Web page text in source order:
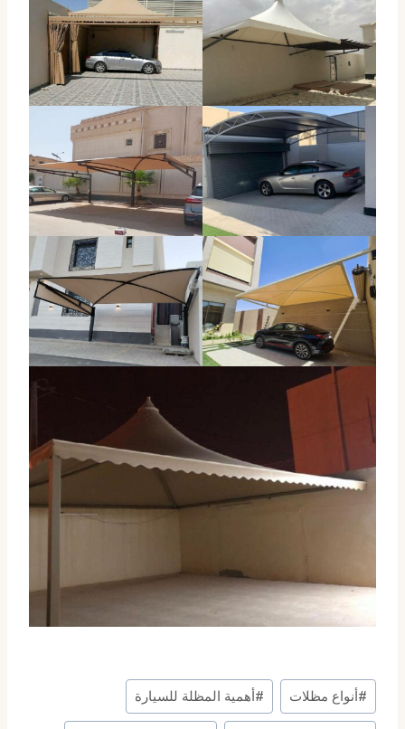
وسوم
المقال:
# أنواع مظلات # أهمية المظلة للسيارة